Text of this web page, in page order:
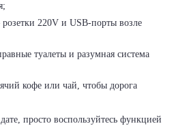
розетки 220V и USB-порты возле
туалеты и разумная система
кофе или чай, чтобы дорога
просто воспользуйтесь функцией